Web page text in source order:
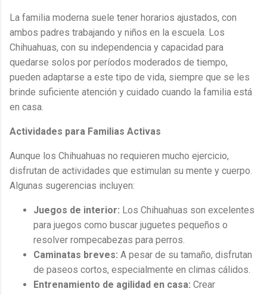
La familia moderna suele tener horarios ajustados, con
ambos padres trabajando y niños en la escuela. Los
Chihuahuas, con su independencia y capacidad para
quedarse solos por períodos moderados de tiempo,
pueden adaptarse a este tipo de vida, siempre que se les
brinde suficiente atención y cuidado cuando la familia está
en casa.
Actividades para Familias Activas
Aunque los Chihuahuas no requieren mucho ejercicio,
disfrutan de actividades que estimulan su mente y cuerpo.
Algunas sugerencias incluyen:
Juegos de interior: Los Chihuahuas son excelentes
para juegos como buscar juguetes pequeños o
resolver rompecabezas para perros.
Caminatas breves: A pesar de su tamaño, disfrutan
de paseos cortos, especialmente en climas cálidos.
Entrenamiento de agilidad en casa: Crear